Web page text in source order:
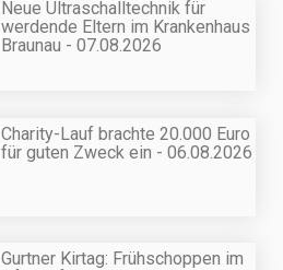
Neue Ultraschalltechnik für
werdende Eltern im Krankenhaus
Braunau - 07.08.2026
Charity-Lauf brachte 20.000 Euro
für guten Zweck ein - 06.08.2026
Gurtner Kirtag: Frühschoppen im